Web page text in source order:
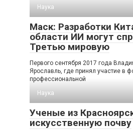
Наука
Маск: Разработки
области ИИ могут
Третью мировую
Первого сентября 2017 года
Ярославль, где принял участие в
профессиональной
Наука
Ученые из
искусственную почву